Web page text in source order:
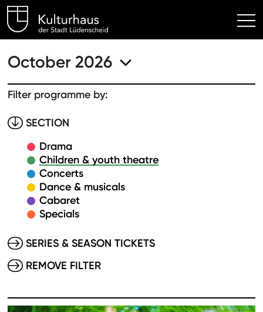
Kulturhaus Lüdenscheid
October 2026
Filter programme by:
SECTION
Drama
Children & youth theatre
Concerts
Dance & musicals
Cabaret
Specials
SERIES & SEASON TICKETS
REMOVE FILTER